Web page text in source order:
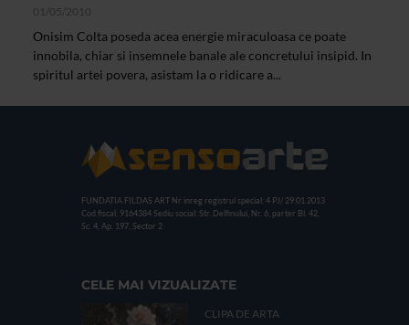
01/05/2010
Onisim Colta poseda acea energie miraculoasa ce poate
innobila, chiar si insemnele banale ale concretului insipid. In
spiritul artei povera, asistam la o ridicare a...
FUNDATIA FILDAS ART Nr inreg registrul special: 4 PJ/ 29.01.2013
Cod fiscal: 9164384 Sediu social: Str. Delfinului, Nr. 6, parter Bl. 42,
Sc. 4, Ap. 197, Sector 2
CELE MAI VIZUALIZATE
CLIPA DE ARTA